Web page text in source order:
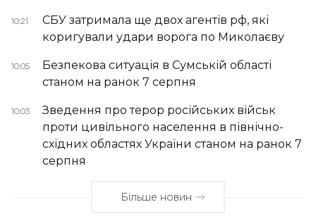
10:21
СБУ затримала ще двох агентів рф, які
коригували удари ворога по Миколаєву
10:05
Безпекова ситуація в Сумській області
станом на ранок 7 серпня
10:03
Зведення про терор російських військ
проти цивільного населення в північно-
східних областях України станом на ранок 7
серпня
Більше новин